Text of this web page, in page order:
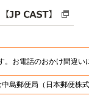
お電話のおかけ間違い
中島郵便局 （日本郵便株